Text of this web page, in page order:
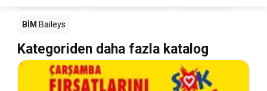
BİM Baileys
Kategoriden daha fazla katalog